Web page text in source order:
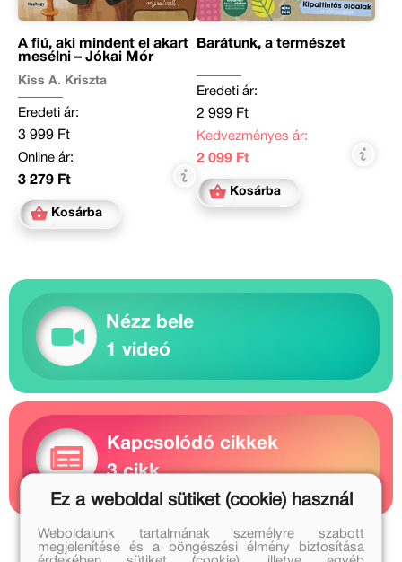
A fiú, aki mindent el akart
mesélni – Jókai Mór
Kiss A. Kriszta
Eredeti ár:
3 999 Ft
Online ár:
3 279 Ft
Kosárba
Barátunk, a természet
Eredeti ár:
2 999 Ft
Kedvezményes ár:
2 099 Ft
Kosárba
Nézz bele
1 videó
Kapcsolódó cikkek
3 cikk
Kapcsolódó kiadványok
Ez a weboldal sütiket (cookie) használ
Weboldalunk tartalmának személyre szabott
megjelenítése és a böngészési élmény biztosítása